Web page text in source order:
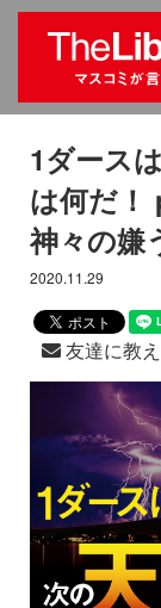
1ダース
は何だ！
神々の嫌
2020.11.29
友達に教